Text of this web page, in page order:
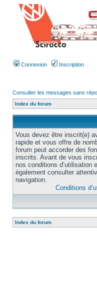
Connexion Inscription
Consulter les messages sans
Index du forum
Vous devez être inscrit(e)
rapide et vous offre de
forum peut accorder des
inscrits. Avant de vous
nos conditions d’utilisation
également consulter
navigation.
Conditions
Index du forum